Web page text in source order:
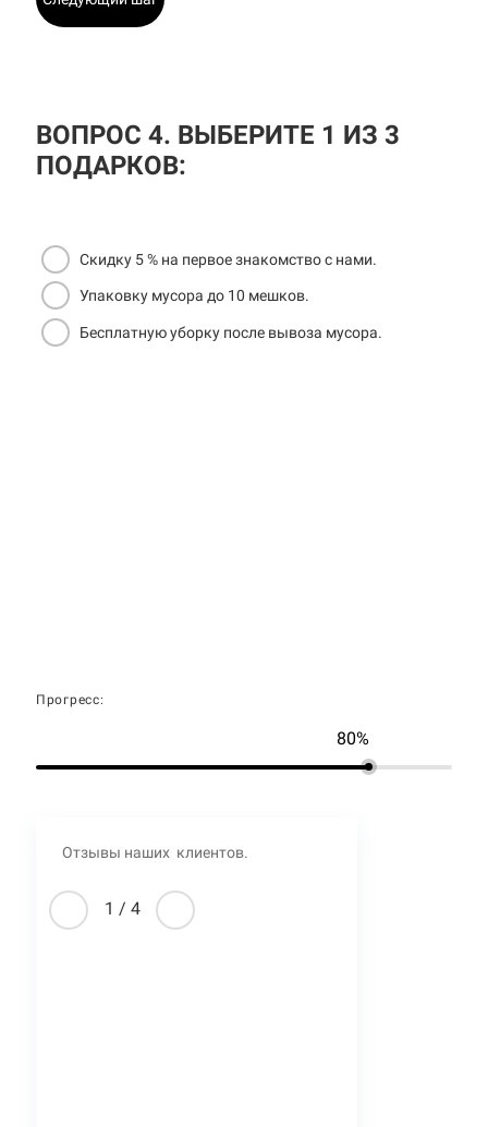
ВОПРОС 4. ВЫБЕРИТЕ 1 ИЗ 3
ПОДАРКОВ:
Скидку 5 % на первое знакомство с нами.
Упаковку мусора до 10 мешков.
Бесплатную уборку после вывоза мусора.
Прогресс:
80%
Отзывы наших клиентов.
1 / 4